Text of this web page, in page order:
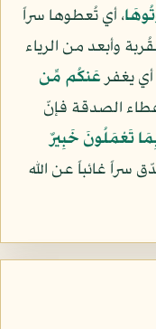
، أي تُعطوها سراً
وأبعد من الرياء
أي يغفرعَنكُم مِّن
الصدقة فإنّ
تَعْمَلُونَ خَبِيرٌ
سراً غائباً عن الله